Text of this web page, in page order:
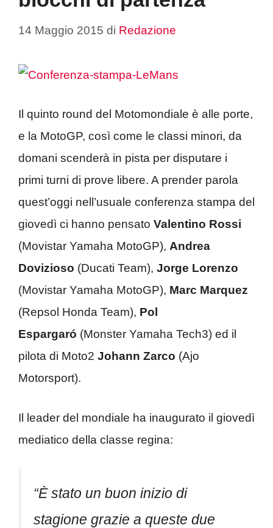
14 Maggio 2015 di Redazione
Il quinto round del Motomondiale è alle porte,
e la MotoGP, così come le classi minori, da
domani scenderà in pista per disputare i
primi turni di prove libere. A prender parola
quest’oggi nell’usuale conferenza stampa del
giovedì ci hanno pensato Valentino Rossi
(Movistar Yamaha MotoGP), Andrea
Dovizioso (Ducati Team), Jorge Lorenzo
(Movistar Yamaha MotoGP), Marc Marquez
(Repsol Honda Team), Pol
Espargaró (Monster Yamaha Tech3) ed il
pilota di Moto2 Johann Zarco (Ajo
Motorsport).
Il leader del mondiale ha inaugurato il giovedì
mediatico della classe regina:
“È stato un buon inizio di
stagione grazie a queste due